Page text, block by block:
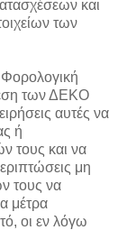
και
των
των ΔΕΚΟ
αυτές να
ή
τους και να
μη
τους να
μέτρα
οι εν λόγω